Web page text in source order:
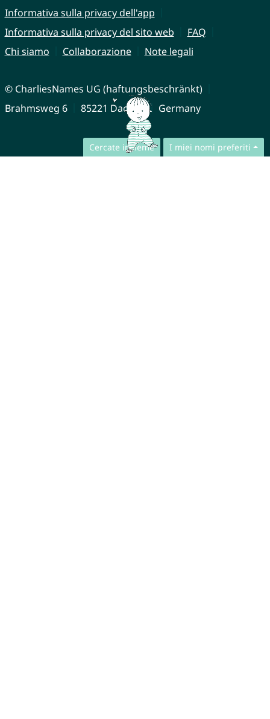
Cercate insieme I miei nomi preferiti
Informativa sulla privacy dell'app
Informativa sulla privacy del sito web
FAQ
Chi siamo
Collaborazione Note legali
© CharliesNames UG (haftungsbeschränkt)
Brahmsweg 6
85221 Dachau Germany